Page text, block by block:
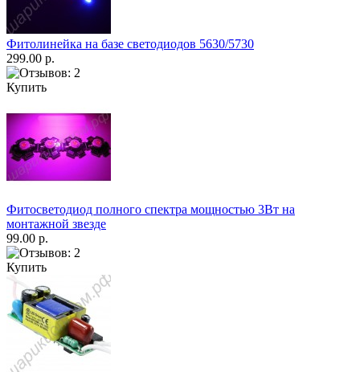
Фитолинейка на базе светодиодов 5630/5730
299.00 р.
Купить
Фитосветодиод полного спектра мощностью 3Вт на
монтажной звезде
99.00 р.
Купить